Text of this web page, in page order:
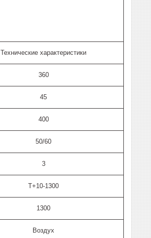
Технические характеристики
360
45
400
50/60
3
T+10-1300
1300
Воздух